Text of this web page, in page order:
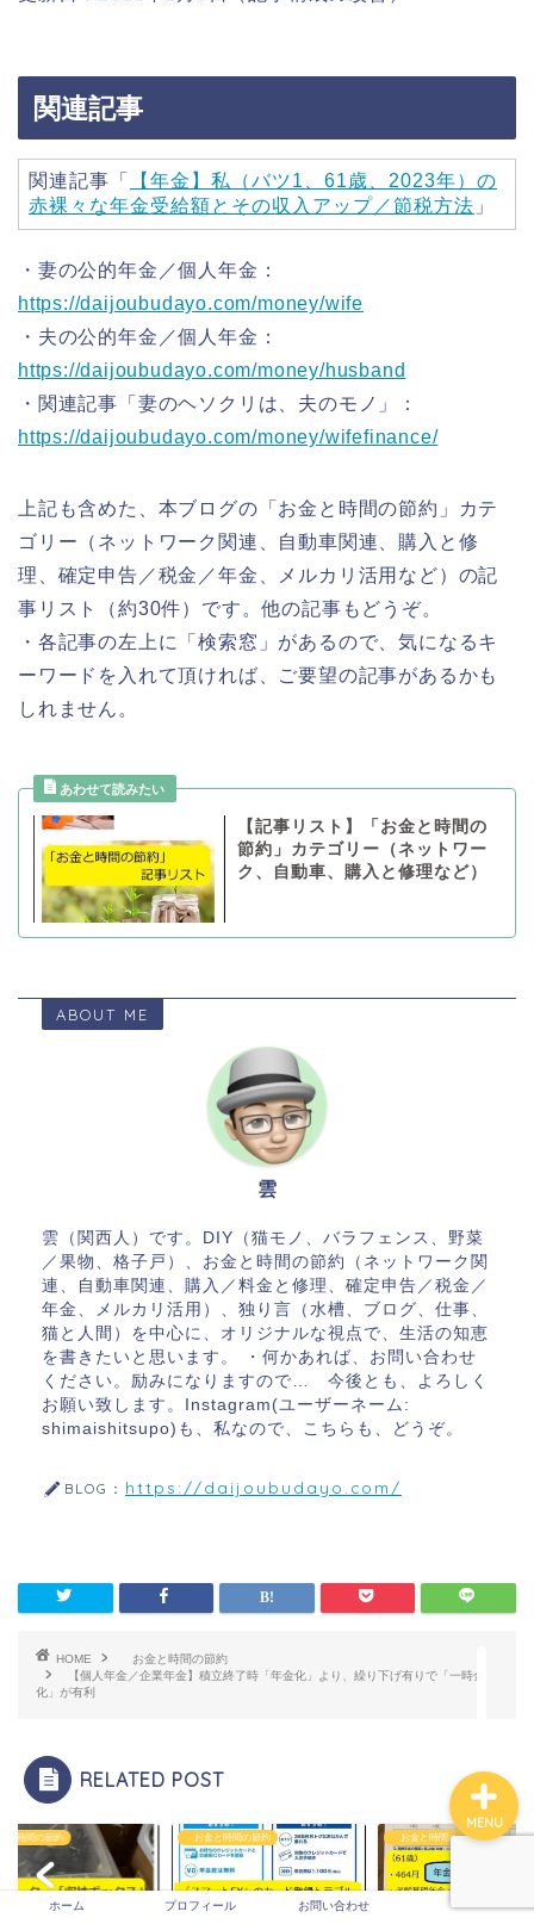
関連記事
関連記事「
【年金】私（バツ1、61歳、2023年）の
赤裸々な年金受給額とその収入アップ／節税方法 」
・妻の公的年金／個人年金：
https://daijoubudayo.com/money/wife
・夫の公的年金／個人年金：
https://daijoubudayo.com/money/husband
・関連記事「妻のヘソクリは、夫のモノ」：
https://daijoubudayo.com/money/wifefinance/
上記も含めた、本ブログの「お金と時間の節約」カテ
ゴリー（ネットワーク関連、自動車関連、購入と修
理、確定申告／税金／年金、メルカリ活用など）の記
事リスト（約30件）です。他の記事もどうぞ。
・各記事の左上に「検索窓」があるので、気になるキ
ーワードを入れて頂ければ、ご要望の記事があるかも
しれません。
【記事リスト】「お金と時間の
節約」カテゴリー（ネットワー
ク、自動車、購入と修理など）
ABOUT ME
雲
雲（関西人）です。DIY（猫モノ、バラフェンス、野菜
／果物、格子戸）、お金と時間の節約（ネットワーク関
連、自動車関連、購入／料金と修理、確定申告／税金／
年金、メルカリ活用）、独り言（水槽、ブログ、仕事、
猫と人間）を中心に、オリジナルな視点で、生活の知恵
を書きたいと思います。 ・何かあれば、お問い合わせ
ください。励みになりますので… 今後とも、よろしく
お願い致します。Instagram(ユーザーネーム:
shimaishitsupo)も、私なので、こちらも、どうぞ。
BLOG： https://daijoubudayo.com/
HOME
お金と時間の節約
【個人年金／企業年金】積立終了時「年金化」より、繰り下げ有りで「一時金
化」が有利
RELATED POST
時間の節約 お金と時間の節約 お金と時間の節約
ホーム プロフィール お問い合わせ
MENU
プロフィール
お問い合わせ